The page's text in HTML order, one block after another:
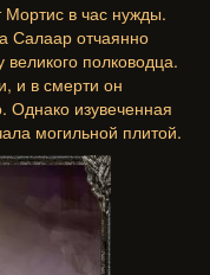
в час нужды.
Салаар отчаянно
полководца.
и в смерти он
Однако изувеченная
могильной плитой.